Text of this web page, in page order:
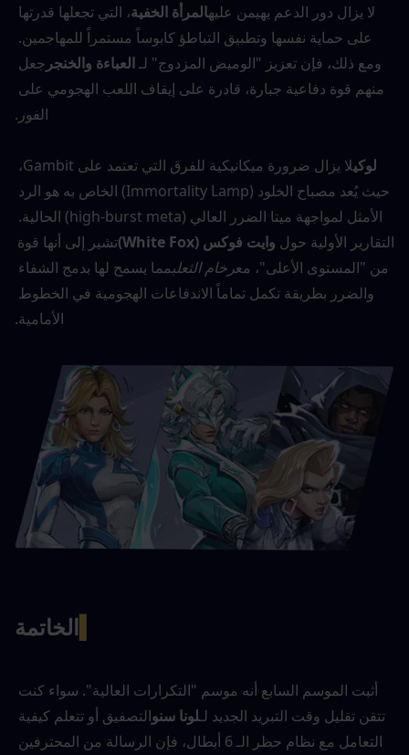
لا يزال دور الدعم يهيمن عليهالمرأة الخفية
ومع ذلك، فإن تعزيز "الوميض المزدوج" لـ العباءة والخنجر
الفور.
لوكي
التقارير الأولية حول وايت فوكس (White Fox)
من "المستوى الأعلى"، معرخام الثعلب
الأمامية.
الخاتمة
تتقن تقليل وقت التبريد الجديد لـلونا سنو